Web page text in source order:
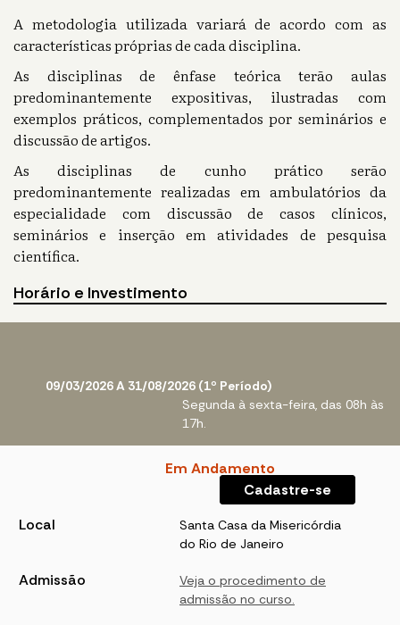
A metodologia utilizada variará de acordo com as
características próprias de cada disciplina.
As disciplinas de ênfase teórica terão aulas
predominantemente expositivas, ilustradas com
exemplos práticos, complementados por seminários e
discussão de artigos.
As disciplinas de cunho prático serão
predominantemente realizadas em ambulatórios da
especialidade com discussão de casos clínicos,
seminários e inserção em atividades de pesquisa
científica.
Horário e Investimento
09/03/2026 A 31/08/2026 (1º Período)
Segunda à sexta-feira, das 08h às
17h.
Em Andamento
Cadastre-se
Local
Santa Casa da Misericórdia
do Rio de Janeiro
Admissão
Veja o procedimento de
admissão no curso.